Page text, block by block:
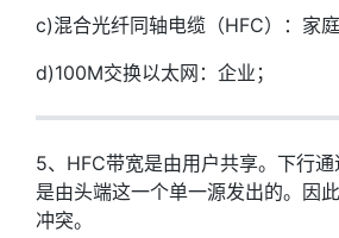
c)混合光纤同轴电缆（HFC）：家庭
d)100M交换以太网：企业；
5、HFC带宽是由用户共享。下行
是由头端这一个单一源发出的。因
冲突。